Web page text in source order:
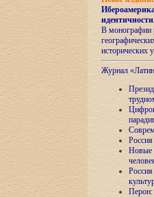
идентичности
В монографии
исторических
Журнал
Новые
Перон: